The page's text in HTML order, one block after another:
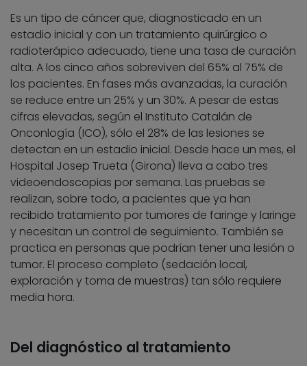
Es un tipo de cáncer que, diagnosticado en un
estadio inicial y con un tratamiento quirúrgico o
radioterápico adecuado, tiene una tasa de curación
alta. A los cinco años sobreviven del 65% al 75% de
los pacientes. En fases más avanzadas, la curación
se reduce entre un 25% y un 30%. A pesar de estas
cifras elevadas, según el Instituto Catalán de
Onconlogía (ICO), sólo el 28% de las lesiones se
detectan en un estadio inicial. Desde hace un mes, el
Hospital Josep Trueta (Girona) lleva a cabo tres
videoendoscopias por semana. Las pruebas se
realizan, sobre todo, a pacientes que ya han
recibido tratamiento por tumores de faringe y laringe
y necesitan un control de seguimiento. También se
practica en personas que podrían tener una lesión o
tumor. El proceso completo (sedación local,
exploración y toma de muestras) tan sólo requiere
media hora.
Del diagnóstico al tratamiento